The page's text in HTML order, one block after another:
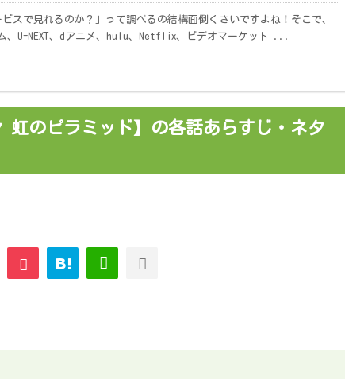
スで見れるのか？」って調べるの結構面倒くさいですよね！そこで、
ム、U-NEXT、dアニメ、hulu、Netflix、ビデオマーケット ...
虹のピラミッド】の各話あらすじ・ネタ